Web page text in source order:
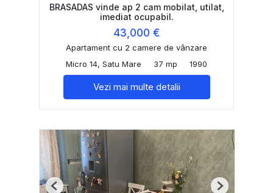
BRASADAS vinde ap 2 cam mobilat, utilat,
imediat ocupabil.
43,000 €
Apartament cu 2 camere de vânzare
Micro 14, Satu Mare
37 mp 1990
Vezi mai multe detalii
Previous Next